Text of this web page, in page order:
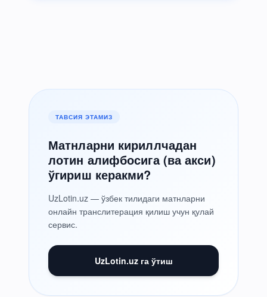
ТАВСИЯ ЭТАМИЗ
Матнларни кириллчадан
лотин алифбосига (ва акси)
ўгириш керакми?
UzLotin.uz — ўзбек тилидаги матнларни
онлайн транслитерация қилиш учун қулай
сервис.
UzLotin.uz га ўтиш